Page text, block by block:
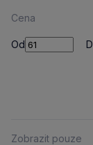
Cena
Od Od
Zobrazit pouze